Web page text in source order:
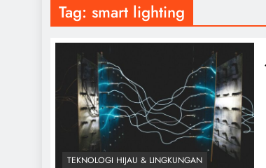
Tag: smart lighting
TEKNOLOGI HIJAU & LINGKUNGAN